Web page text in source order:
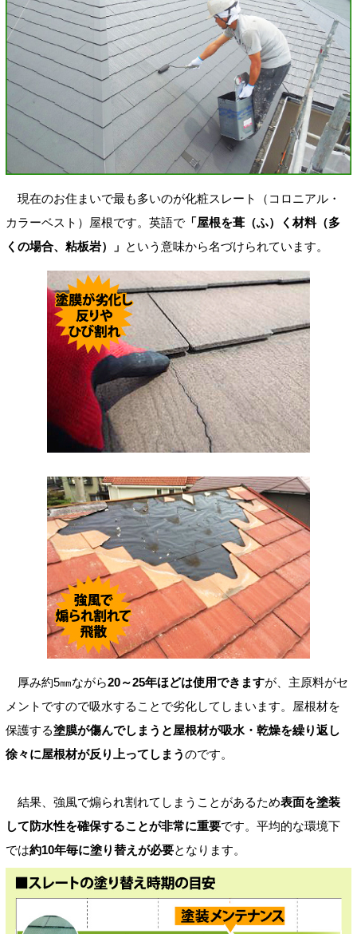
現在のお住まいで最も多いのが化粧スレート（コロニアル・
カラーベスト）屋根です。英語で 「屋根を葺（ふ）く材料（多
くの場合、粘板岩）」 という意味から名づけられています。
厚み約5㎜ながら20～25年ほどは使用できますが、主原料がセ
メントですので吸水することで劣化してしまいます。屋根材を
保護する塗膜が傷んでしまうと屋根材が吸水・乾燥を繰り返し
徐々に屋根材が反り上ってしまうのです。
結果、強風で煽られ割れてしまうことがあるため表面を塗装
して防水性を確保することが非常に重要です。平均的な環境下
では約10年毎に塗り替えが必要となります。